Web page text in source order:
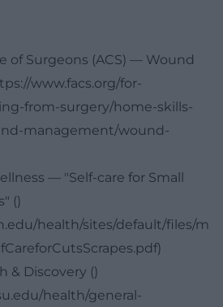
of Surgeons (ACS) — Wound
www.facs.org/for-
from-surgery/home-skills-
management/wound-
— "Self-care for Small
()
health/sites/default/files/m
& Discovery ()
health/general-